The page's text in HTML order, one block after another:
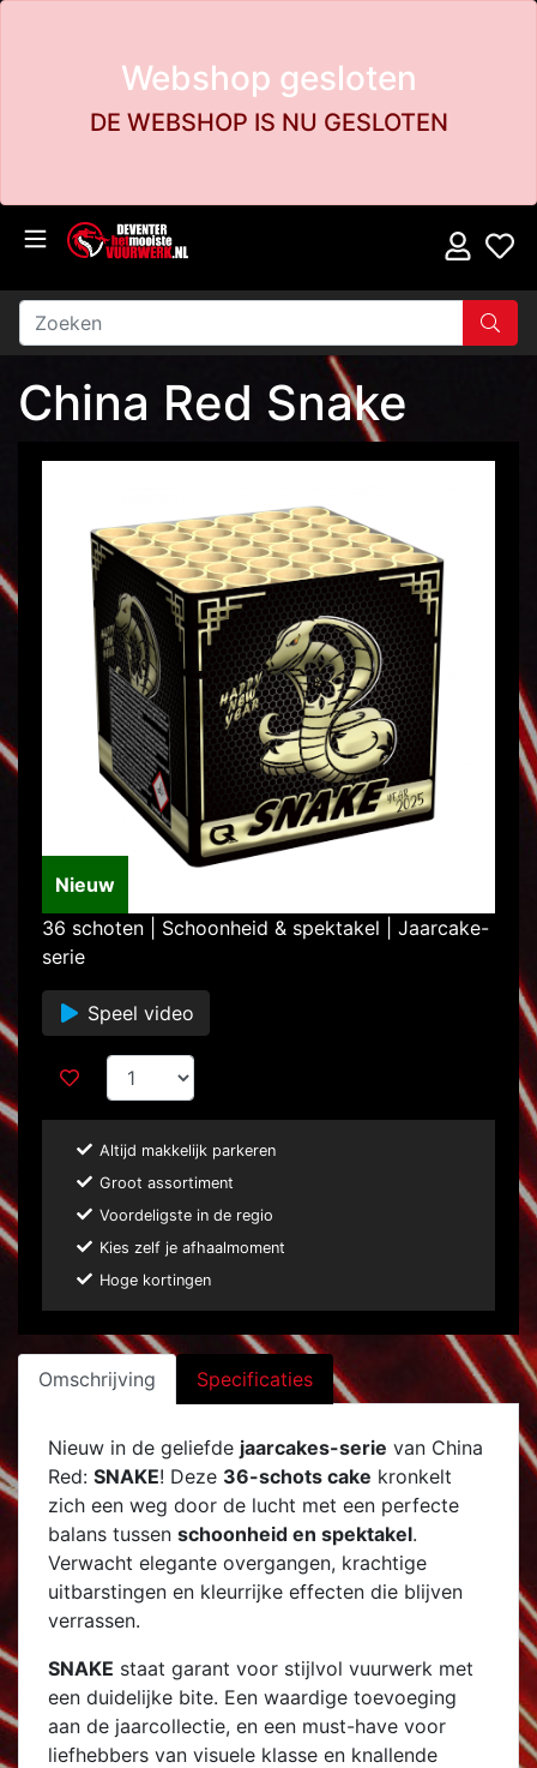
Webshop gesloten
DE WEBSHOP IS NU GESLOTEN
China Red Snake
Nieuw
36 schoten | Schoonheid & spektakel | Jaarcake-
serie
Speel video
Altijd makkelijk parkeren
Groot assortiment
Voordeligste in de regio
Kies zelf je afhaalmoment
Hoge kortingen
Omschrijving Specificaties
Nieuw in de geliefde jaarcakes-serie van China
Red: SNAKE! Deze 36-schots cake kronkelt
zich een weg door de lucht met een perfecte
balans tussen schoonheid en spektakel.
Verwacht elegante overgangen, krachtige
uitbarstingen en kleurrijke effecten die blijven
verrassen.
SNAKE staat garant voor stijlvol vuurwerk met
een duidelijke bite. Een waardige toevoeging
aan de jaarcollectie, en een must-have voor
liefhebbers van visuele klasse en knallende